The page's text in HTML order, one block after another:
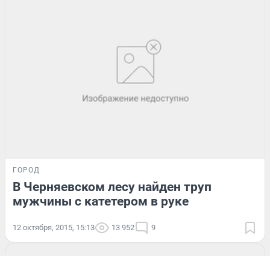
ГОРОД
В Черняевском лесу найден труп
мужчины с катетером в руке
12 октября, 2015, 15:13 13 952 9